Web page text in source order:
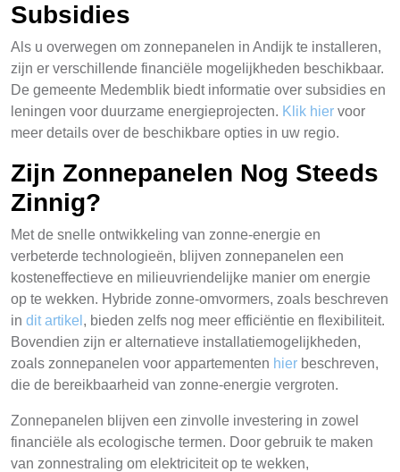
Subsidies
Als u overwegen om zonnepanelen in Andijk te installeren,
zijn er verschillende financiële mogelijkheden beschikbaar.
De gemeente Medemblik biedt informatie over subsidies en
leningen voor duurzame energieprojecten. Klik hier voor
meer details over de beschikbare opties in uw regio.
Zijn Zonnepanelen Nog Steeds
Zinnig?
Met de snelle ontwikkeling van zonne-energie en
verbeterde technologieën, blijven zonnepanelen een
kosteneffectieve en milieuvriendelijke manier om energie
op te wekken. Hybride zonne-omvormers, zoals beschreven
in dit artikel , bieden zelfs nog meer efficiëntie en flexibiliteit.
Bovendien zijn er alternatieve installatiemogelijkheden,
zoals zonnepanelen voor appartementen hier beschreven,
die de bereikbaarheid van zonne-energie vergroten.
Zonnepanelen blijven een zinvolle investering in zowel
financiële als ecologische termen. Door gebruik te maken
van zonnestraling om elektriciteit op te wekken,